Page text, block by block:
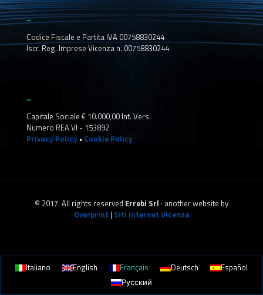
_
Codice Fiscale e Partita IVA 00758830244
Iscr. Reg. Imprese Vicenza n. 00758830244
Capitale Sociale € 10.000,00 Int. Vers.
Numero REA VI - 153892
Privacy Policy • Cookie Policy
© 2017. All rights reserved Errebi Srl · another website by
Overprint | Siti Internet Vicenza
Italiano English Français Deutsch
Español
Русский